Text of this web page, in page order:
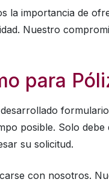
la importancia de
Nuestro
para
posible. Solo
su solicitud.
con nosotros.